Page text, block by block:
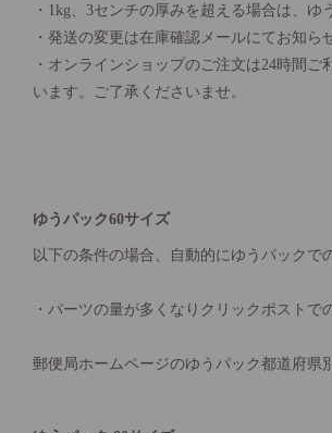
・1kg、3センチの厚みを超える場合は、ゆ
・発送の変更は在庫確認メールにてお知ら
・オンラインショップのご注文は24時間
います。ご了承くださいませ。
ゆうパック60サイズ
以下の条件の場合、自動的にゆうパックで
・パーツの量が多くなりクリックポスト
郵便局ホームページのゆうパック都道府県